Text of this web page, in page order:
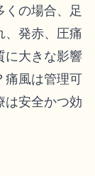
の場合、足
、発赤、圧痛
に大きな影響
痛風は管理可
は安全かつ効